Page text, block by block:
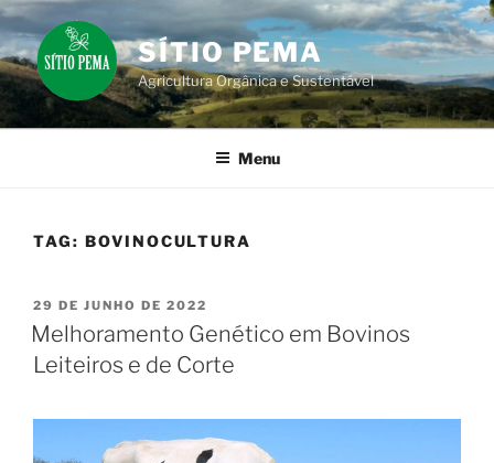
Pular
para
o
conteúdo
SÍTIO PEMA
Agricultura Orgânica e Sustentável
Menu
TAG: BOVINOCULTURA
PUBLICADO
EM
29 DE JUNHO DE 2022
Melhoramento Genético em Bovinos
Leiteiros e de Corte